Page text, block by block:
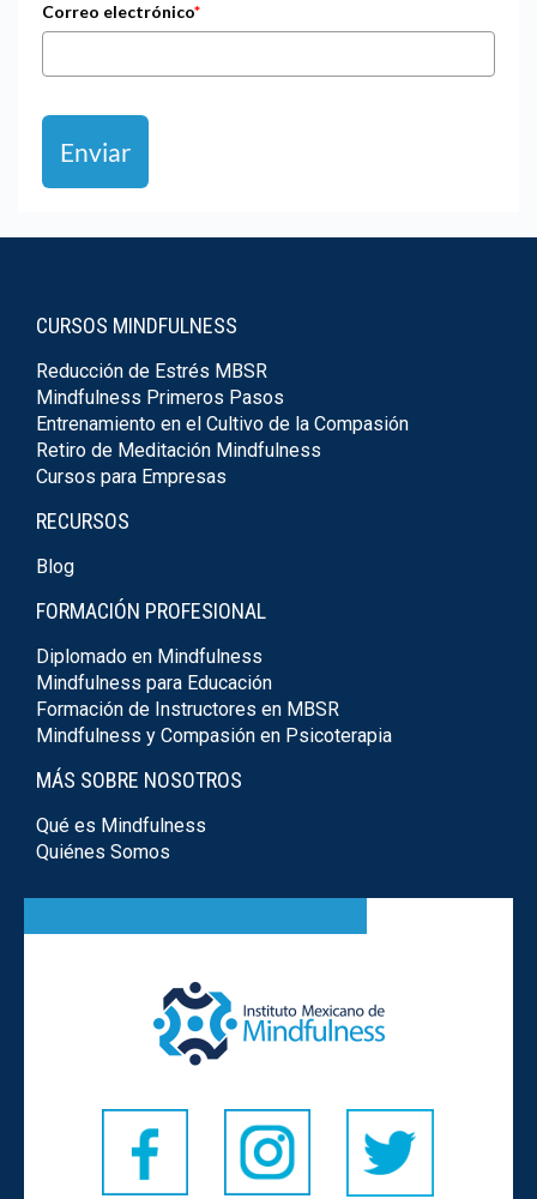
Correo electrónico*
Enviar
CURSOS MINDFULNESS
Reducción de Estrés MBSR
Mindfulness Primeros Pasos
Entrenamiento en el Cultivo de la Compasión
Retiro de Meditación Mindfulness
Cursos para Empresas
RECURSOS
Blog
FORMACIÓN PROFESIONAL
Diplomado en Mindfulness
Mindfulness para Educación
Formación de Instructores en MBSR
Mindfulness y Compasión en Psicoterapia
MÁS SOBRE NOSOTROS
Qué es Mindfulness
Quiénes Somos